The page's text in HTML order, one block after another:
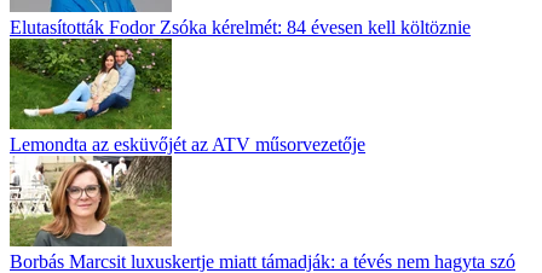
Elutasították Fodor Zsóka kérelmét: 84 évesen kell költöznie
Lemondta az esküvőjét az ATV műsorvezetője
Borbás Marcsit luxuskertje miatt támadják: a tévés nem hagyta szó